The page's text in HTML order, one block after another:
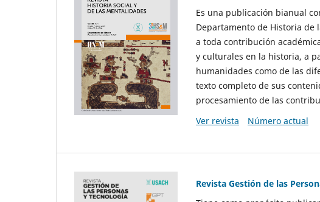
Es una publicación bianual
Departamento de Historia de
a toda contribución
y culturales en la historia, a
humanidades como de las
texto completo de sus
procesamiento de las
Ver revista
Número actual
Revista Gestión de las